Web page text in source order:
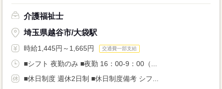
介護福祉士
埼玉県越谷市/大袋駅
時給1,445円～1,665円 交通費一部支給
■シフト 夜勤のみ ■夜勤 16：00-9：00（...
■休日制度 週休2日制 ■休日制度備考 シフ...